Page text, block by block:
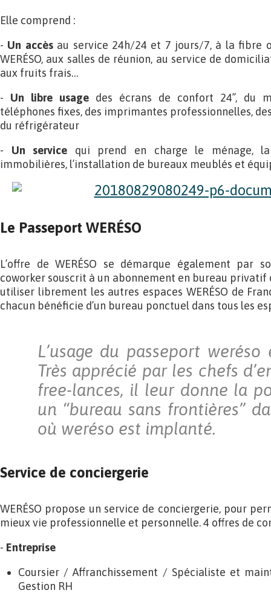
Elle comprend :
- Un accèsau service 24h/24 et 7 jours/7, à la fibre
WERÉSO, aux salles de réunion, au service de
aux fruits frais…
- Un libre usage des écrans de confort 24’’, du
téléphones fixes, des imprimantes professionnelles,
du réfrigérateur
- Un service qui prend en charge le ménage, la
immobilières, l’installation de bureaux meublés et
Le Passeport WERÉSO
L’offre de WERÉSO se démarque également par
coworker souscrit à un abonnement en bureau privatif
utiliser librement les autres espaces WERÉSO de
chacun bénéficie d’un bureau ponctuel dans tous les
L’usage du passeport
Très apprécié par les chefs
free-lances, il leur donne la
un “bureau sans frontières”
où weréso est implanté.
Service de conciergerie
WERÉSO propose un service de conciergerie, pour
mieux vie professionnelle et personnelle. 4 offres de
- Entreprise
Coursier / Affranchissement / Spécialiste et
Gestion RH